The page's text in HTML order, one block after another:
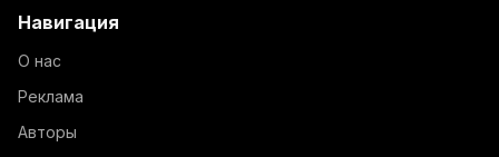
Навигация
О нас
Реклама
Авторы